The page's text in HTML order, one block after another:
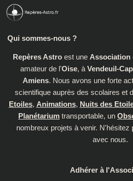
Skip to content
Qui sommes-nous ?
Repères Astroest une Association
amateur de l'Oise, à Vendeuil-
Amiens. Nous avons une forte
scientifique auprès des scolaires et
Etoiles, Animations, Nuits des
Planétarium transportable, un
nombreux projets à venir. N'hésitez
avec nous.
Adhérer à